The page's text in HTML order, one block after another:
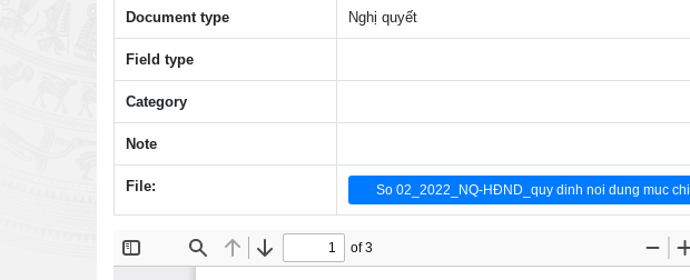
Document type Nghị quyết
Field type
Category
Note
File: So 02_2022_NQ-HĐND_quy dinh noi dung muc